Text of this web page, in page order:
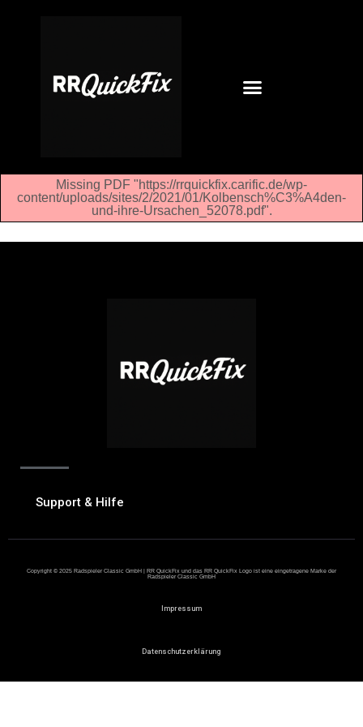
Missing PDF "https://rrquickfix.carific.de/wp-
content/uploads/sites/2/2021/01/Kolbensch%C3%A4den-
und-ihre-Ursachen_52078.pdf".
Support & Hilfe
Copyright © 2025 Radspieler Classic GmbH | RR QuickFix und das RR QuickFix Logo ist eine eingetragene Marke der
Radspieler Classic GmbH
Impressum
Datenschutzerklärung